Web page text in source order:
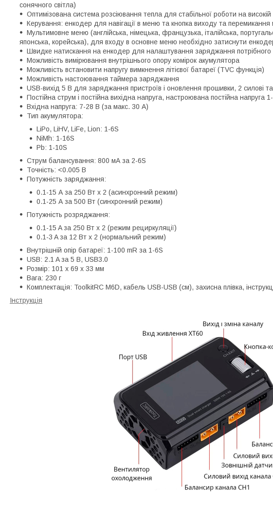
сонячного світла)
Оптимізована система розсіювання тепла для стабільної роботи на високій
Керування: енкодер для навігації в меню та кнопка виходу та перемикання
Мультимовне меню (англійська, німецька, французька, італійська,
японська, корейська), для входу в основне меню необхідно затиснути
Швидке натискання на енкодер для налаштування заряджання потрібного
Можливість вимірювання внутрішнього опору комірок акумулятора
Можливість встановити напругу вимкнення літієвої батареї (TVC функція)
Можливість настоювання таймера заряджання
USB-вихід 5 В для заряджання пристроїв і оновлення прошивки, 2 силові
Постійна струм і постійна вихідна напруга, настроювана постійна напруга
Вхідна напруга: 7-28 В (за макс. 30 A)
Тип акумулятора:
LiPo, LiHV, LiFe, Lion: 1-6S
NiMh: 1-16S
Pb: 1-10S
Струм балансування: 800 мА за 2-6S
Точність: <0.005 В
Потужність заряджання:
0.1-15 А за 250 Вт x 2 (асинхронний режим)
0.1-25 А за 500 Вт (синхронний режим)
Потужність розряджання:
0.1-15 A за 250 Вт x 2 (режим рециркуляції)
0.1-3 A за 12 Вт x 2 (нормальний режим)
Внутрішній опір батареї: 1-100 mR за 1-6S
USB: 2.1 A за 5 В, USB3.0
Розмір: 101 x 69 x 33 мм
Вага: 230 г
Комплектація: ToolkitRC M6D, кабель USB-USB (см), захисна плівка,
Інструкція